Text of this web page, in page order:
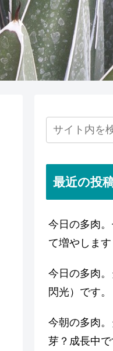
最近の投
今日の多肉
て増やします
今日の多肉
閃光）です。
今朝の多肉
芽？成長中で